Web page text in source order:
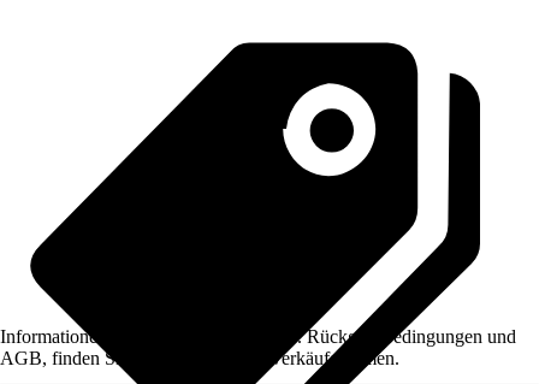
Informationen des Verkäufers, wie z. B. Rückgabebedingungen und
AGB, finden Sie bei Klick auf den Verkäufernamen.